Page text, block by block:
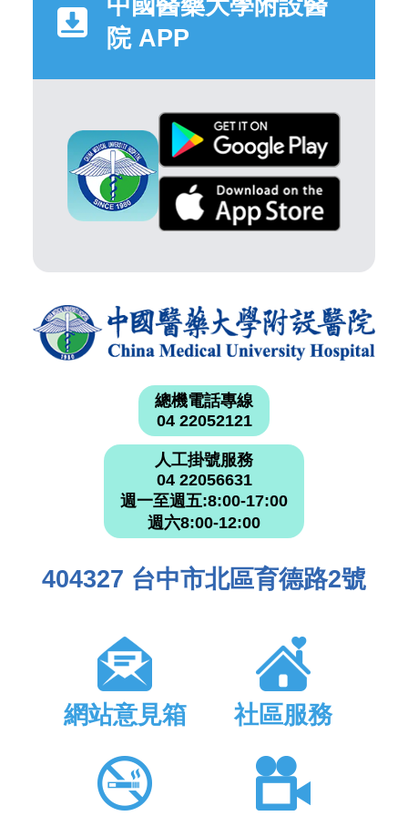
中國醫藥大學附設醫
院 APP
總機電話專線
04 22052121
人工掛號服務
04 22056631
週一至週五:8:00-17:00
週六8:00-12:00
404327 台中市北區育德路2號
網站意見箱 社區服務